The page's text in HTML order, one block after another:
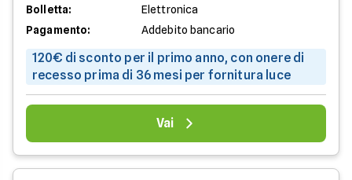
Bolletta:
Elettronica
Pagamento:
Addebito bancario
120€ di sconto per il primo anno, con onere di
recesso prima di 36 mesi per fornitura luce
Vai